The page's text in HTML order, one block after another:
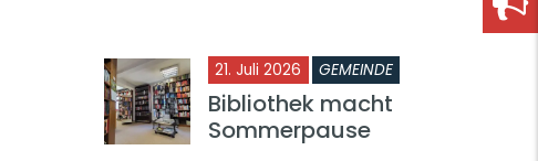
21. Juli 2026 GEMEINDE
Bibliothek macht
Sommerpause